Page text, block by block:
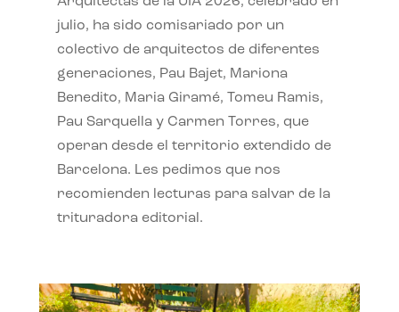
julio, ha sido comisariado por un
colectivo de arquitectos de diferentes
generaciones, Pau Bajet, Mariona
Benedito, Maria Giramé, Tomeu Ramis,
Pau Sarquella y Carmen Torres, que
operan desde el territorio extendido de
Barcelona. Les pedimos que nos
recomienden lecturas para salvar de la
trituradora editorial.